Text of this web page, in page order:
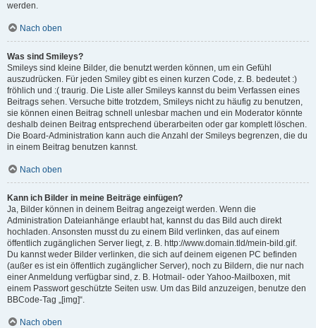
werden.
Nach oben
Was sind Smileys?
Smileys sind kleine Bilder, die benutzt werden können, um ein Gefühl
auszudrücken. Für jeden Smiley gibt es einen kurzen Code, z. B. bedeutet :)
fröhlich und :( traurig. Die Liste aller Smileys kannst du beim Verfassen eines
Beitrags sehen. Versuche bitte trotzdem, Smileys nicht zu häufig zu benutzen,
sie können einen Beitrag schnell unlesbar machen und ein Moderator könnte
deshalb deinen Beitrag entsprechend überarbeiten oder gar komplett löschen.
Die Board-Administration kann auch die Anzahl der Smileys begrenzen, die du
in einem Beitrag benutzen kannst.
Nach oben
Kann ich Bilder in meine Beiträge einfügen?
Ja, Bilder können in deinem Beitrag angezeigt werden. Wenn die
Administration Dateianhänge erlaubt hat, kannst du das Bild auch direkt
hochladen. Ansonsten musst du zu einem Bild verlinken, das auf einem
öffentlich zugänglichen Server liegt, z. B. http://www.domain.tld/mein-bild.gif.
Du kannst weder Bilder verlinken, die sich auf deinem eigenen PC befinden
(außer es ist ein öffentlich zugänglicher Server), noch zu Bildern, die nur nach
einer Anmeldung verfügbar sind, z. B. Hotmail- oder Yahoo-Mailboxen, mit
einem Passwort geschützte Seiten usw. Um das Bild anzuzeigen, benutze den
BBCode-Tag „[img]“.
Nach oben